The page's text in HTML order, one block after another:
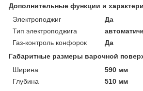
Дополнительные функции и
Электроподжиг
Да
Тип электроподжига
Газ-контроль конфорок
Да
Габаритные размеры варочной
Ширина
590 мм
Глубина
510 мм